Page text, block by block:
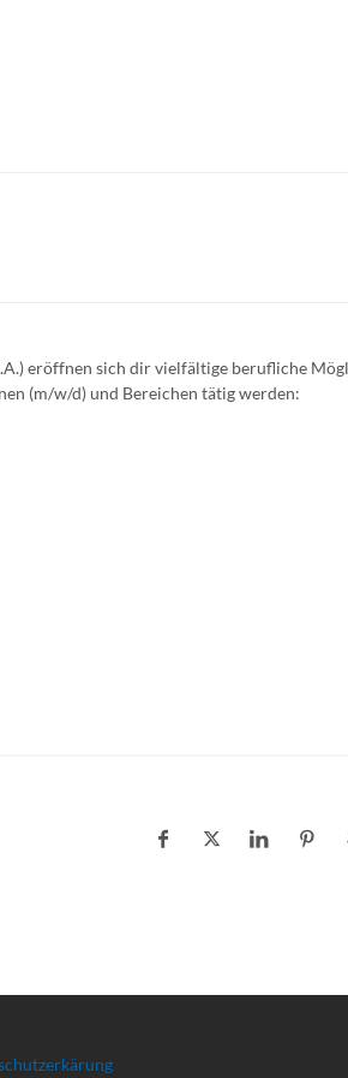
eröffnen sich dir vielfältige berufliche
(m/w/d) und Bereichen tätig werden: